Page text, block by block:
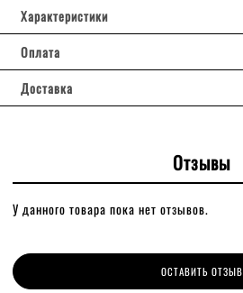
Характеристики
Оплата
Доставка
Отзывы
У данного товара пока нет отзывов.
ОСТАВИТЬ ОТЗЫВ